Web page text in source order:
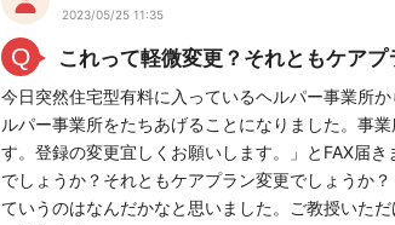
2023/05/25 11:35
Q これって軽微変更？それともケアプ
今日突然住宅型有料に入っているヘルパー事業所
ルパー事業所をたちあげることになりました。事
す。登録の変更宜しくお願いします。」とFAX届
でしょうか？それともケアプラン変更でしょうか
ていうのはなんだかなと思いました。ご教授いた